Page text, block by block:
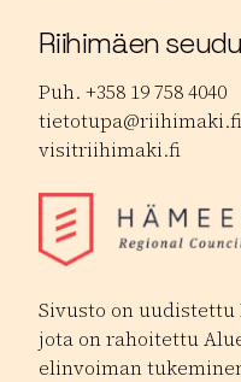
Riihimäen
Puh. +358 19 758 4040
tietotupa@riihimaki.fi
visitriihimaki.fi
Sivusto on uudistettu
jota on rahoitettu
elinvoiman